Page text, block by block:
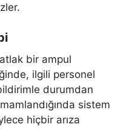
bir ampul
ilgili personel
durumdan
sistem
hiçbir arıza